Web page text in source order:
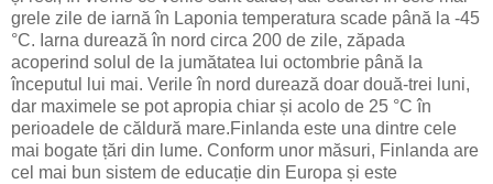
grele zile de iarnă în Laponia temperatura scade până la -45
°C. Iarna durează în nord circa 200 de zile, zăpada
acoperind solul de la jumătatea lui octombrie până la
începutul lui mai. Verile în nord durează doar două-trei luni,
dar maximele se pot apropia chiar și acolo de 25 °C în
perioadele de căldură mare.Finlanda este una dintre cele
mai bogate țări din lume. Conform unor măsuri, Finlanda are
cel mai bun sistem de educație din Europa și este